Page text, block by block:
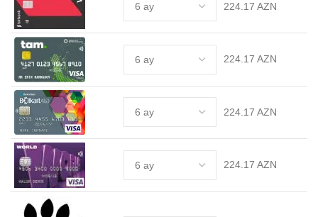
224.17 AZN
224.17 AZN
224.17 AZN
224.17 AZN